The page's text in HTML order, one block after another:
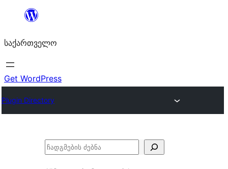
შიგთავსზე
საქართველო
Get WordPress
Plugin Directory
ძებნა